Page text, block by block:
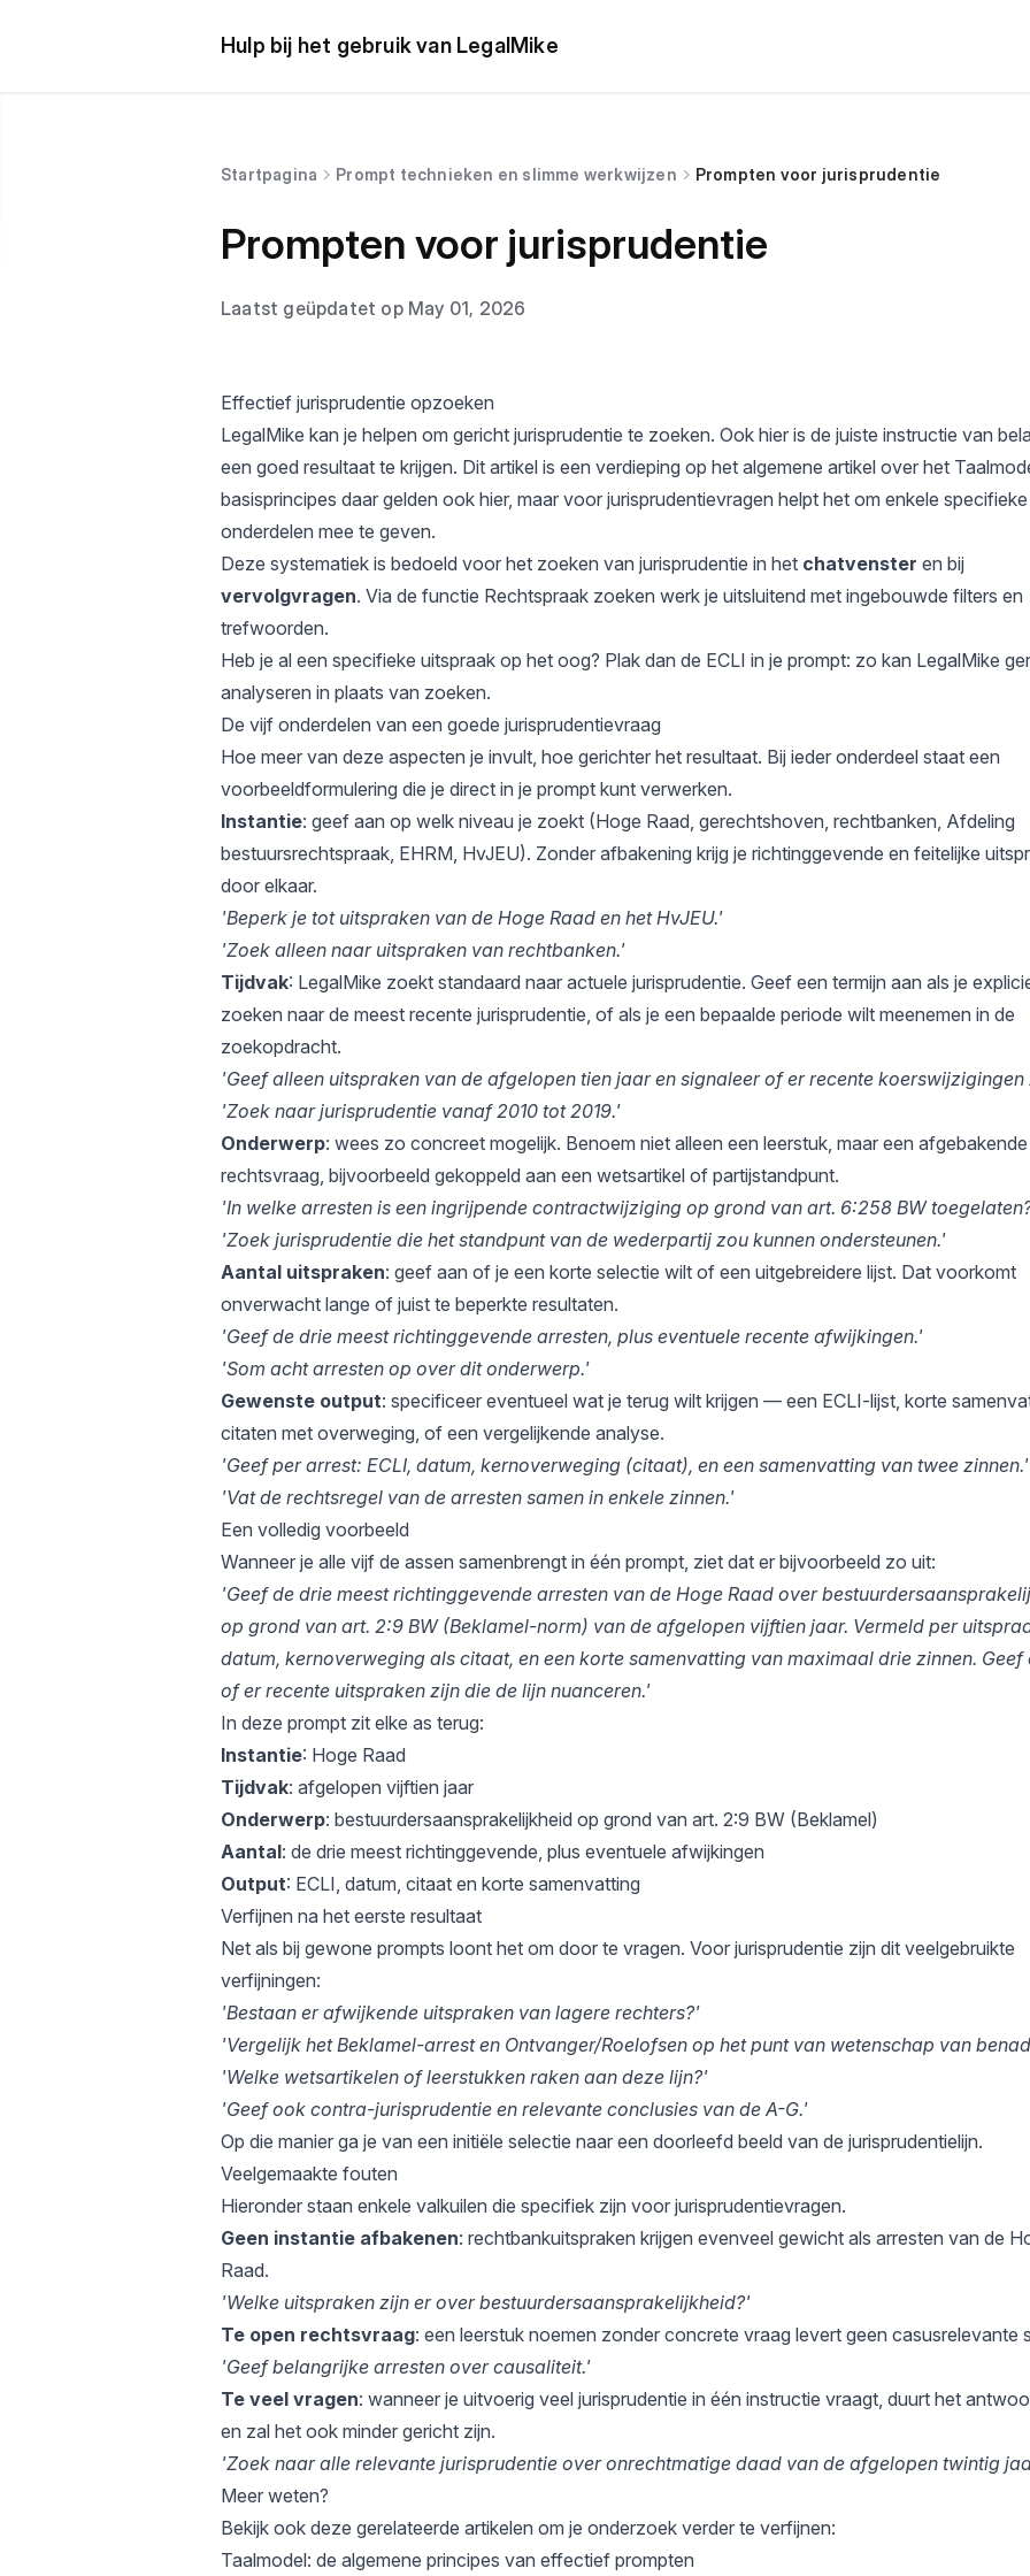
Hulp bij het gebruik van LegalMike
Startpagina Prompt technieken en slimme werkwijzen Prompten voor jurisprudentie
Prompten voor jurisprudentie
Laatst geüpdatet op May 01, 2026
Effectief jurisprudentie opzoeken
LegalMike kan je helpen om gericht jurisprudentie te zoeken. Ook hier is de juiste instructie van
een goed resultaat te krijgen. Dit artikel is een verdieping op het algemene artikel over het
basisprincipes daar gelden ook hier, maar voor jurisprudentievragen helpt het om enkele specifieke
onderdelen mee te geven.
Deze systematiek is bedoeld voor het zoeken van jurisprudentie in het chatvenster en bij
vervolgvragen. Via de functie Rechtspraak zoeken werk je uitsluitend met ingebouwde filters en
trefwoorden.
Heb je al een specifieke uitspraak op het oog? Plak dan de ECLI in je prompt: zo kan LegalMike
analyseren in plaats van zoeken.
De vijf onderdelen van een goede jurisprudentievraag
Hoe meer van deze aspecten je invult, hoe gerichter het resultaat. Bij ieder onderdeel staat een
voorbeeldformulering die je direct in je prompt kunt verwerken.
Instantie: geef aan op welk niveau je zoekt (Hoge Raad, gerechtshoven, rechtbanken, Afdeling
bestuursrechtspraak, EHRM, HvJEU). Zonder afbakening krijg je richtinggevende en feitelijke
door elkaar.
'Beperk je tot uitspraken van de Hoge Raad en het HvJEU.'
'Zoek alleen naar uitspraken van rechtbanken.'
Tijdvak: LegalMike zoekt standaard naar actuele jurisprudentie. Geef een termijn aan als je
zoeken naar de meest recente jurisprudentie, of als je een bepaalde periode wilt meenemen in de
zoekopdracht.
'Geef alleen uitspraken van de afgelopen tien jaar en signaleer of er recente koerswijzigingen
'Zoek naar jurisprudentie vanaf 2010 tot 2019.'
Onderwerp: wees zo concreet mogelijk. Benoem niet alleen een leerstuk, maar een afgebakende
rechtsvraag, bijvoorbeeld gekoppeld aan een wetsartikel of partijstandpunt.
'In welke arresten is een ingrijpende contractwijziging op grond van art. 6:258 BW
'Zoek jurisprudentie die het standpunt van de wederpartij zou kunnen ondersteunen.'
Aantal uitspraken: geef aan of je een korte selectie wilt of een uitgebreidere lijst. Dat voorkomt
onverwacht lange of juist te beperkte resultaten.
'Geef de drie meest richtinggevende arresten, plus eventuele recente afwijkingen.'
'Som acht arresten op over dit onderwerp.'
Gewenste output: specificeer eventueel wat je terug wilt krijgen — een ECLI-lijst, korte
citaten met overweging, of een vergelijkende analyse.
'Geef per arrest: ECLI, datum, kernoverweging (citaat), en een samenvatting van twee zinnen.'
'Vat de rechtsregel van de arresten samen in enkele zinnen.'
Een volledig voorbeeld
Wanneer je alle vijf de assen samenbrengt in één prompt, ziet dat er bijvoorbeeld zo uit:
'Geef de drie meest richtinggevende arresten van de Hoge Raad over
op grond van art. 2:9 BW (Beklamel-norm) van de afgelopen vijftien jaar. Vermeld per
datum, kernoverweging als citaat, en een korte samenvatting van maximaal drie zinnen. Geef
of er recente uitspraken zijn die de lijn nuanceren.'
In deze prompt zit elke as terug:
Instantie: Hoge Raad
Tijdvak: afgelopen vijftien jaar
Onderwerp: bestuurdersaansprakelijkheid op grond van art. 2:9 BW (Beklamel)
Aantal: de drie meest richtinggevende, plus eventuele afwijkingen
Output: ECLI, datum, citaat en korte samenvatting
Verfijnen na het eerste resultaat
Net als bij gewone prompts loont het om door te vragen. Voor jurisprudentie zijn dit veelgebruikte
verfijningen:
'Bestaan er afwijkende uitspraken van lagere rechters?'
'Vergelijk het Beklamel-arrest en Ontvanger/Roelofsen op het punt van wetenschap van
'Welke wetsartikelen of leerstukken raken aan deze lijn?'
'Geef ook contra-jurisprudentie en relevante conclusies van de A-G.'
Op die manier ga je van een initiële selectie naar een doorleefd beeld van de jurisprudentielijn.
Veelgemaakte fouten
Hieronder staan enkele valkuilen die specifiek zijn voor jurisprudentievragen.
Geen instantie afbakenen: rechtbankuitspraken krijgen evenveel gewicht als arresten van de
Raad.
'Welke uitspraken zijn er over bestuurdersaansprakelijkheid?'
Te open rechtsvraag: een leerstuk noemen zonder concrete vraag levert geen casusrelevante
'Geef belangrijke arresten over causaliteit.'
Te veel vragen: wanneer je uitvoerig veel jurisprudentie in één instructie vraagt, duurt het
en zal het ook minder gericht zijn.
'Zoek naar alle relevante jurisprudentie over onrechtmatige daad van de afgelopen twintig
Meer weten?
Bekijk ook deze gerelateerde artikelen om je onderzoek verder te verfijnen:
Taalmodel: de algemene principes van effectief prompten